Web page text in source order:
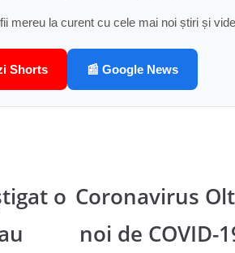
mereu la curent cu cele mai noi știri și
Shorts 📰 Google News
o Coronavirus
noi de COVID-